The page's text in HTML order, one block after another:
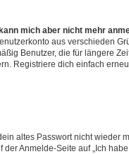
mich aber nicht mehr
aus verschieden
Benutzer, die für längere
Registriere dich einfach
altes Passwort nicht wieder
Anmelde-Seite auf „Ich